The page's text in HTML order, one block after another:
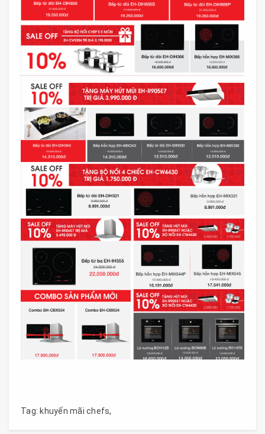
Tag: khuyến mãi chefs,